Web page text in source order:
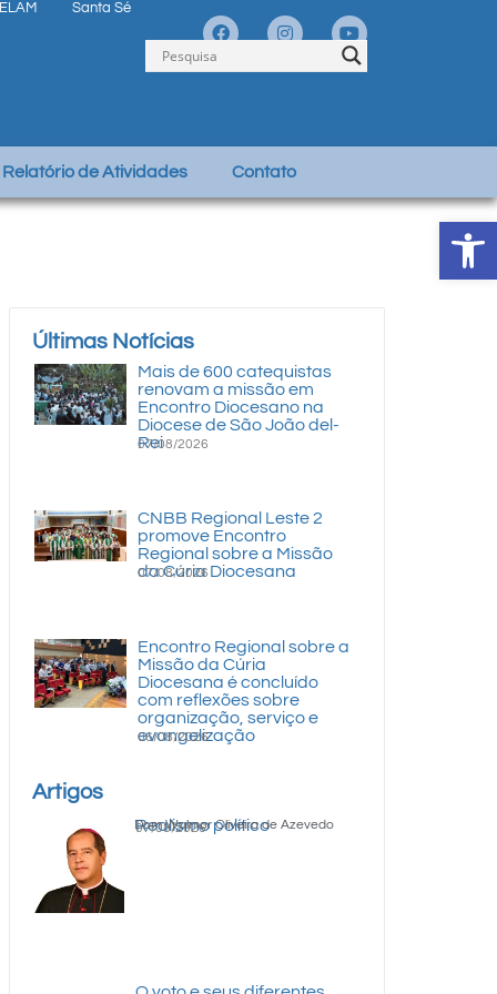
Santa Sé
Relatório de Atividades Contato
Últimas Notícias
Mais de 600 catequistas
renovam a missão em
Encontro Diocesano na
Diocese de São João del-
Rei
07/08/2026
CNBB Regional Leste 2
promove Encontro
Regional sobre a Missão
da Cúria Diocesana
07/08/2026
Encontro Regional sobre a
Missão da Cúria
Diocesana é concluído
com reflexões sobre
organização, serviço e
evangelização
06/08/2026
Artigos
Realismo político
Dom Walmor Oliveira de Azevedo
07/08/2026
Abrir